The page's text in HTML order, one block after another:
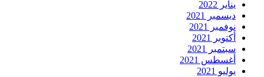
يناير 2022
ديسمبر 2021
نوفمبر 2021
أكتوبر 2021
سبتمبر 2021
أغسطس 2021
يوليو 2021